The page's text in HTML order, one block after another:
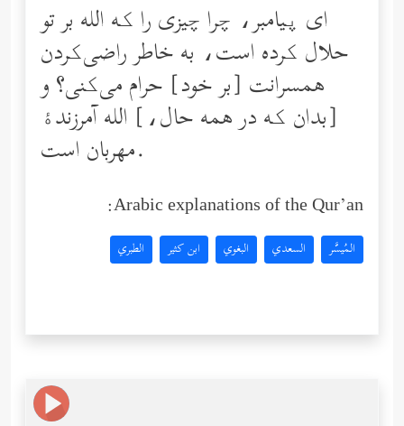
ای پیامبر، چرا چیزی را که الله بر تو
حلال کرده است، به خاطر راضی‌کردن
همسرانت [بر خود] حرام می‌کنی؟ و
[بدان که در همه حال،] الله آمرزندۀ
مهربان است.
Arabic explanations of the Qur’an:
المُيسَّر السعدي البغوي ابن كثير الطبري